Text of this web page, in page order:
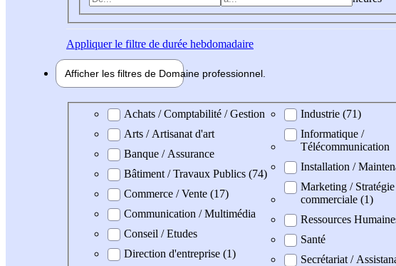
Appliquerle filtre de durée hebdomadaire
Afficher les filtres de Domaine professionnel
Domaine professionel
Achats / Comptabilité / Gestion
Arts / Artisanat d'art
Banque / Assurance
Bâtiment / Travaux Publics (74)
Commerce / Vente (17)
Communication / Multimédia
Conseil / Etudes
Direction d'entreprise (1)
Industrie (71)
Informatique /
Télécommunication
Installation /
Marketing / Stratégie
commerciale (1)
Ressources
Santé
Secrétariat /